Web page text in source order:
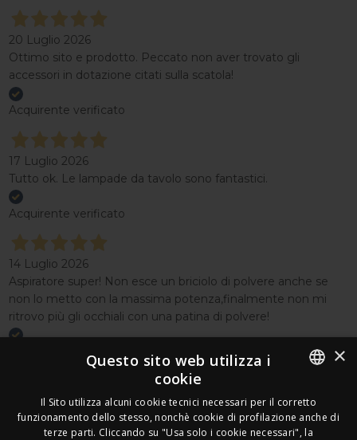
20 Luglio 2026
Ottimo sito e prodotto. Peccato non aver trovato gli
accessori in dotazione citati sulla scatola!
Acquirente verificato
17 Luglio 2026
Tutto ok. Le lampade da tavolo sono fantastici.
Acquirente verificato
14 Luglio 2026
Aspiratore super! Non esce un briciolo di polvere anche se
non lo metto con la massima potenza,finalmente non mi
ritrovo più gli occhiali con una patina di polvere!
Seguici ITALIAN
FRENCH
×
Questo sito web utilizza i
cookie
Il Sito utilizza alcuni cookie tecnici necessari per il corretto
funzionamento dello stesso, nonchè cookie di profilazione anche di
terze parti. Cliccando su "Usa solo i cookie necessari", la